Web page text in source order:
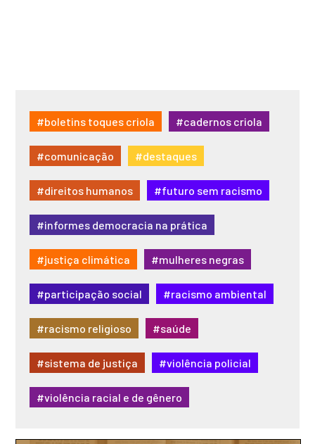
#boletins toques criola #cadernos criola
#comunicação #destaques
#direitos humanos #futuro sem racismo
#informes democracia na prática
#justiça climática #mulheres negras
#participação social #racismo ambiental
#racismo religioso #saúde
#sistema de justiça #violência policial
#violência racial e de gênero